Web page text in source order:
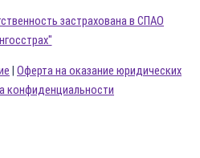
застрахована в СПАО
Оферта на оказание юридических
конфиденциальности